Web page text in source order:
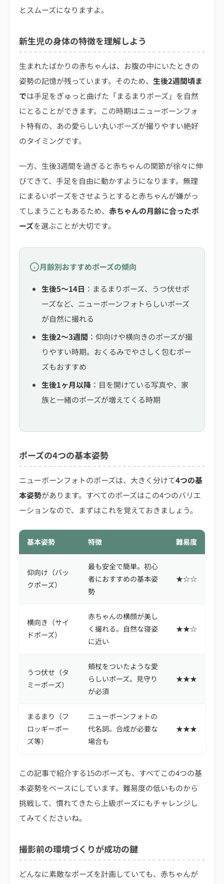
とスムーズになりますよ。
新生児の身体の特徴を理解しよう
生まれたばかりの赤ちゃんは、お腹の中にいたときの
姿勢の記憶が残っています。そのため、 生後2週間頃ま
では手足をぎゅっと曲げた「まるまりポーズ」を自然
にとることができます。この時期はニューボーンフォ
ト特有の、あの愛らしい丸いポーズが撮りやすい絶好
のタイミングです。
一方、生後3週間を過ぎると赤ちゃんの関節が徐々に伸
びてきて、手足を自由に動かすようになります。無理
にまるいポーズをさせようとすると赤ちゃんが嫌がっ
てしまうこともあるため、 赤ちゃんの月齢に合ったポ
ーズを選ぶことが大切です。
月齢別おすすめポーズの傾向
生後5〜14日 ：まるまりポーズ、うつ伏せポ
ーズなど、ニューボーンフォトらしいポーズ
が自然に撮れる
生後2〜3週間 ：仰向けや横向きのポーズが撮
りやすい時期。おくるみでやさしく包むポー
ズもおすすめ
生後1ヶ月以降 ：目を開けている写真や、家
族と一緒のポーズが増えてくる時期
ポーズの4つの基本姿勢
ニューボーンフォトのポーズは、大きく分けて4つの基
本姿勢があります。すべてのポーズはこの4つのバリエ
ーションなので、まずはこれを覚えておきましょう。
基本姿勢 特徴 難易度
仰向け（バッ
クポーズ）
最も安全で簡単。初心
者におすすめの基本姿
勢
★☆☆
横向き（サイ
ドポーズ）
赤ちゃんの横顔が美し
く撮れる。自然な寝姿
に近い
★★☆
うつ伏せ（タ
ミーポーズ）
頬杖をついたような愛
らしいポーズ。見守り
が必須
★★★
まるまり（フ
ロッギーポー
ズ等）
ニューボーンフォトの
代名詞。合成が必要な
場合も
★★★
この記事で紹介する15のポーズも、すべてこの4つの基
本姿勢をベースにしています。難易度の低いものから
挑戦して、慣れてきたら上級ポーズにもチャレンジし
てみてくださいね。
撮影前の環境づくりが成功の鍵
どんなに素敵なポーズを計画していても、赤ちゃんが